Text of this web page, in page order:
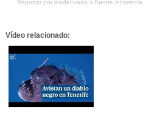
tumblrGoogle+
meneame
Reportar por inadecuado o fuente incorrecta
Vídeo relacionado: